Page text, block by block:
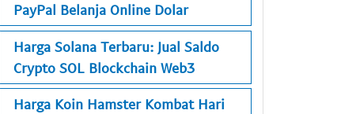
PayPal Belanja Online Dolar
Harga Solana Terbaru: Jual Saldo
Crypto SOL Blockchain Web3
Harga Koin Hamster Kombat Hari